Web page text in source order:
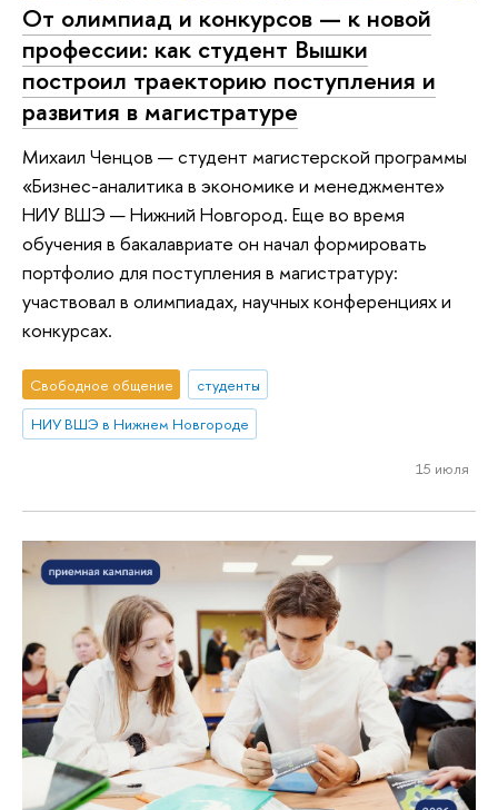
От олимпиад и конкурсов — к новой
профессии: как студент Вышки
построил траекторию поступления и
развития в магистратуре
Михаил Ченцов — студент магистерской программы
«Бизнес-аналитика в экономике и менеджменте»
НИУ ВШЭ — Нижний Новгород. Еще во время
обучения в бакалавриате он начал формировать
портфолио для поступления в магистратуру:
участвовал в олимпиадах, научных конференциях и
конкурсах.
Свободное общение
студенты
НИУ ВШЭ в Нижнем Новгороде
15 июля